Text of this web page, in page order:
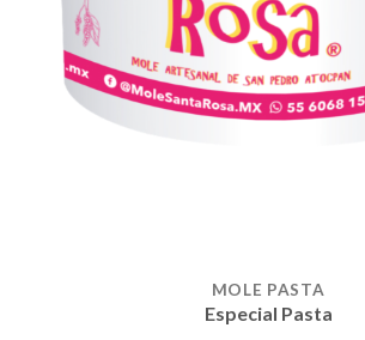
MOLE PASTA
Especial Pasta